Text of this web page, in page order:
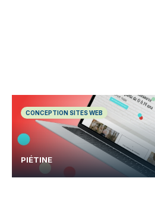
CONCEPTION SITES WEB
PIÉTINE